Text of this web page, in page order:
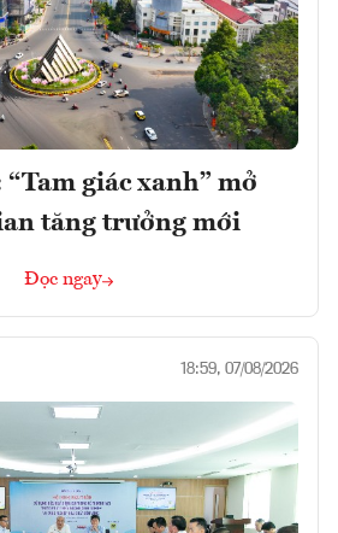
giác xanh” mở
tăng trưởng mới
Đọc ngay
18:59, 07/08/2026